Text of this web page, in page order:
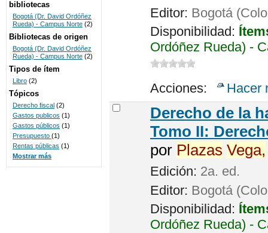
Editor: Bogotá
Disponibilidad:
Ordóñez Rueda) -
Acciones: Hacer
Derecho de la
Tomo II:
por Plazas Vega,
Edición: 2a. ed.
Editor: Bogotá
Disponibilidad:
Ordóñez Rueda) -
bibliotecas
Bogotá (Dr. David Ordóñez
Rueda) - Campus Norte (2)
Bibliotecas de origen
Bogotá (Dr. David Ordóñez
Rueda) - Campus Norte (2)
Tipos de ítem
Libro (2)
Tópicos
Derecho fiscal (2)
Gastos publicos (1)
Gastos públicos (1)
Presupuesto (1)
Rentas públicas (1)
Mostrar más